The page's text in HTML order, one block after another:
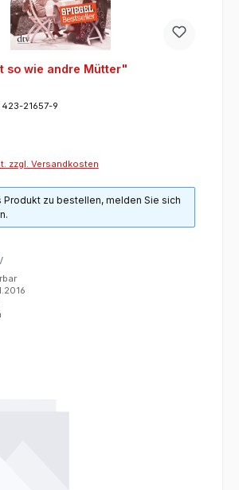
so wie andre Mütter"
423-21657-9
zzgl. Versandkosten
Produkt zu bestellen, melden Sie sich